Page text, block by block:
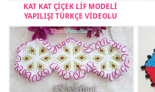
KAT KAT ÇİÇEK LİF MODELİ
YAPILIŞI TÜRKÇE VİDEOLU